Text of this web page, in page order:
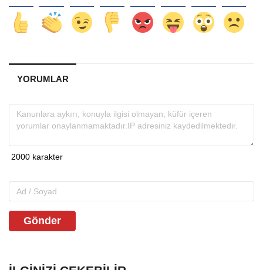
YORUMLAR
Gönder